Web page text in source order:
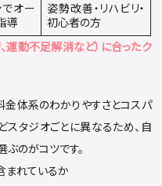
オー
導
姿勢改善・リハビリ・
初心者の方
、運動不足解消など）に合ったク
金体系のわかりやすさとコスパ
スタジオごとに異なるため、自
のがコツです。
まれているか